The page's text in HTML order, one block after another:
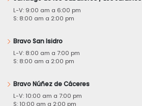
L-V: 9:00 am a 6:00 pm
S: 8:00 am a 2:00 pm
Bravo San Isidro
L-V: 8:00 am a 7:00 pm
S: 8:00 am a 2:00 pm
Bravo Núñez de Cáceres
L-V: 10:00 am a 7:00 pm
S: 10:00 am a 2:00 pm